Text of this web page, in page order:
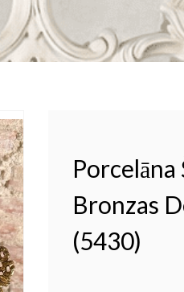
Bronzas
(5430)